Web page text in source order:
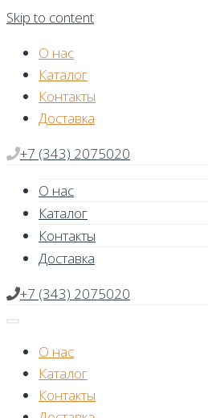
Skip to content
О нас
Каталог
Контакты
Доставка
+7 (343) 2075020
О нас
Каталог
Контакты
Доставка
+7 (343) 2075020
О нас
Каталог
Контакты